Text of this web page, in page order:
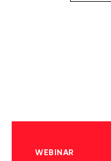
WEBINAR